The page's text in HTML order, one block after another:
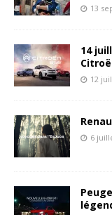
13
14
12
6